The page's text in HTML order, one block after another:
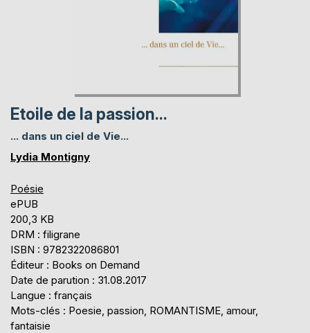
Etoile de la passion...
... dans un ciel de Vie...
Lydia Montigny
Poésie
ePUB
200,3 KB
DRM : filigrane
ISBN : 9782322086801
Éditeur : Books on Demand
Date de parution : 31.08.2017
Langue : français
Mots-clés : Poesie, passion, ROMANTISME, amour,
fantaisie